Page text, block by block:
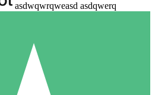
asdwqwrqweasd asdqwerq